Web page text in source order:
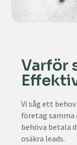
Varför
Vi såg ett
företag
behöva betala
osäkra leads.